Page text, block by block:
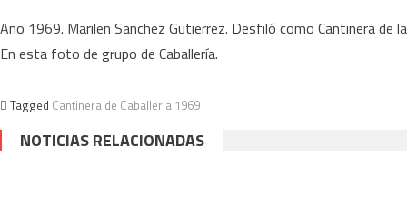
Año 1969. Marilen Sanchez Gutierrez. Desfiló como Cantinera de
En esta foto de grupo de Caballería.
Tagged Cantinera de Caballeria 1969
NOTICIAS RELACIONADAS